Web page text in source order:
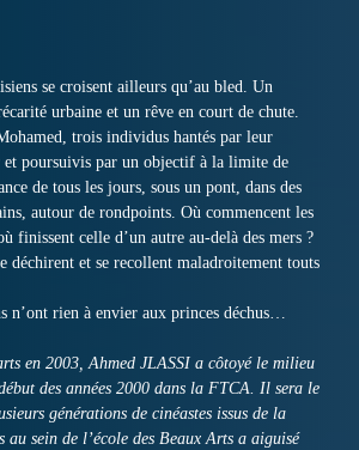
se croisent ailleurs qu’au bled. Un
urbaine et un rêve en court de chute.
trois individus hantés par leur
et poursuivis par un objectif à la limite de
de tous les jours, sous un pont, dans des
autour de rondpoints. Où commencent les
finissent celle d’un autre au-delà des mers ?
déchirent et se recollent maladroitement touts
n’ont rien à envier aux princes déchus…
en 2003, Ahmed JLASSI a côtoyé le milieu
des années 2000 dans la FTCA. Il sera le
générations de cinéastes issus de la
au sein de l’école des Beaux Arts a aiguisé